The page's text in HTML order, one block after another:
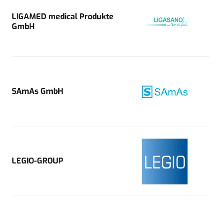
LIGAMED medical Produkte
GmbH
SAmAs GmbH
LEGIO-GROUP